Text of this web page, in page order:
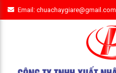
Email: chuachaygiare@gmail.com